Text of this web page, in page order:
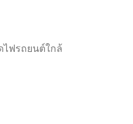
ฟรถยนต์ใกล้